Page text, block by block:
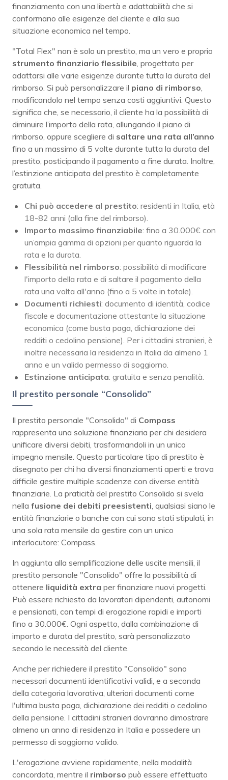
finanziamento con una libertà e adattabilità che si
conformano alle esigenze del cliente e alla sua
situazione economica nel tempo.
"Total Flex" non è solo un prestito, ma un vero e proprio
strumento finanziario flessibile, progettato per
adattarsi alle varie esigenze durante tutta la durata del
rimborso. Si può personalizzare il piano di rimborso,
modificandolo nel tempo senza costi aggiuntivi. Questo
significa che, se necessario, il cliente ha la possibilità di
diminuire l’importo della rata, allungando il piano di
rimborso, oppure scegliere di saltare una rata all’anno
fino a un massimo di 5 volte durante tutta la durata del
prestito, posticipando il pagamento a fine durata. Inoltre,
l’estinzione anticipata del prestito è completamente
gratuita.
Chi può accedere al prestito: residenti in Italia, età
18-82 anni (alla fine del rimborso).
Importo massimo finanziabile: fino a 30.000€ con
un’ampia gamma di opzioni per quanto riguarda la
rata e la durata.
Flessibilità nel rimborso: possibilità di modificare
l'importo della rata e di saltare il pagamento della
rata una volta all'anno (fino a 5 volte in totale).
Documenti richiesti: documento di identità, codice
fiscale e documentazione attestante la situazione
economica (come busta paga, dichiarazione dei
redditi o cedolino pensione). Per i cittadini stranieri, è
inoltre necessaria la residenza in Italia da almeno 1
anno e un valido permesso di soggiorno.
Estinzione anticipata: gratuita e senza penalità.
Il prestito personale “Consolido”
Il prestito personale "Consolido" di Compass
rappresenta una soluzione finanziaria per chi desidera
unificare diversi debiti, trasformandoli in un unico
impegno mensile. Questo particolare tipo di prestito è
disegnato per chi ha diversi finanziamenti aperti e trova
difficile gestire multiple scadenze con diverse entità
finanziarie. La praticità del prestito Consolido si svela
nella fusione dei debiti preesistenti, qualsiasi siano le
entità finanziarie o banche con cui sono stati stipulati, in
una sola rata mensile da gestire con un unico
interlocutore: Compass.
In aggiunta alla semplificazione delle uscite mensili, il
prestito personale "Consolido" offre la possibilità di
ottenere liquidità extra per finanziare nuovi progetti.
Può essere richiesto da lavoratori dipendenti, autonomi
e pensionati, con tempi di erogazione rapidi e importi
fino a 30.000€. Ogni aspetto, dalla combinazione di
importo e durata del prestito, sarà personalizzato
secondo le necessità del cliente.
Anche per richiedere il prestito "Consolido" sono
necessari documenti identificativi validi, e a seconda
della categoria lavorativa, ulteriori documenti come
l'ultima busta paga, dichiarazione dei redditi o cedolino
della pensione. I cittadini stranieri dovranno dimostrare
almeno un anno di residenza in Italia e possedere un
permesso di soggiorno valido.
L'erogazione avviene rapidamente, nella modalità
concordata, mentre il rimborso può essere effettuato